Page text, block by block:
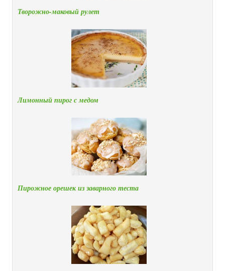
Творожно-маковый рулет
Лимонный пирог с медом
Пирожное орешек из заварного теста